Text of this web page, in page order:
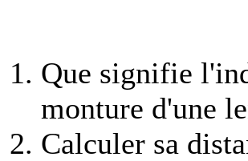
Que signifie
monture d'une
Calculer sa